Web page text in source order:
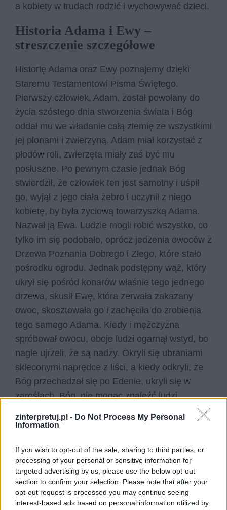
zinterpretuj.pl - Do Not Process My Personal
Information
If you wish to opt-out of the sale, sharing to third parties, or
processing of your personal or sensitive information for
targeted advertising by us, please use the below opt-out
section to confirm your selection. Please note that after your
opt-out request is processed you may continue seeing
interest-based ads based on personal information utilized by
a kobiety w trudach rodzić i wychowywać dzieci.
Historia Adama i Ewy –
streszczenie szczegółowe
Historię Adama oraz Ewy poznajemy dzięki
Staremu Testamentowi Pisma Świętego.
Pierwszy człowiek, Adam, został powołany do
życia szóstego dnia stworzenia świata i Bóg
oddał mu we władanie całą ziemię ze wszystkimi
jej plonami i zwierzyną. Adam miał korzystać z
płodów roli, zwierzęta miały zaś być mu
posłuszne. Po pewnym czasie jednak Bóg
stwierdził, że człowiek ten jest samotny i uśpił
go, wyjął z jego ciała żebro i uczynił z niego
kobietę, by była życiową towarzyszką Adama.
Nazwał ją Ewa. Ludzie mogli robić wszystko, co
tylko im się podobało, oprócz jedzenia owoców z
Drzewa Poznania Dobrego i Złego, które stało
pośrodku ogrodu. Jednak podstępny wąż, który
ukrył się pośród konarów właśnie tego jednego
drzewa, skusił Ewę, która zerwała zakazany
owoc, skosztowała go i zachęciła do zrobienia
tego samego Adama. Kiedy i mężczyzna
spróbował owocu, oboje ludzi ogarnął wstyd, bo
nagle ujrzeli, że są nadzy. Okryli się ubraniami
skleconymi naprędce z liści, a kiedy odkryli, że
Bóg przechadzał się po Edenie, ukryli się w
zaroślach. Bóg, nie mogąc znaleźć ludzi,
wstydzą się mu pokazać, gdyż są nadzy. Po tej
złamali jego zakaz i zjedli owoc z zakazanego
drzewa. Bóg potępił ich czyn i wygnał ich z
Edenu. Wąż został potępiony na wieki,
natomiast ludzie ukarani tym, że z trudem mieli